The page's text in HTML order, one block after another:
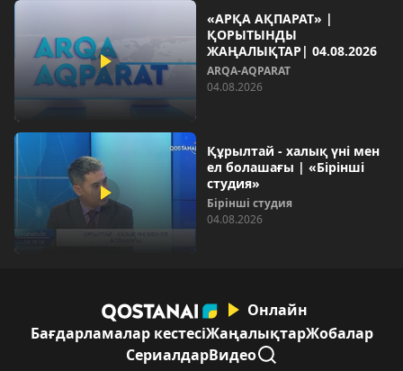
«АРҚА АҚПАРАТ» |
ҚОРЫТЫНДЫ
ЖАҢАЛЫҚТАР| 04.08.2026
ARQA-AQPARAT
04.08.2026
Құрылтай - халық үні мен
ел болашағы | «Бірінші
студия»
Бірінші студия
04.08.2026
Онлайн
Бағдарламалар кестесіЖаңалықтарЖобалар
СериалдарВидео